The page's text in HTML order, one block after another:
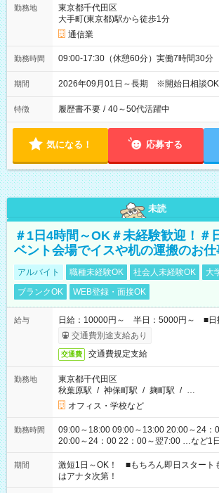
勤務地
東京都千代田区
大手町(東京都)駅から徒歩1分
通信業
勤務時間 09:00-17:30（休憩60分）実働7時間30分
期間 2026年09月01日～長期 ※開始日相談
特徴 履歴書不要 / 40～50代活躍中
気になる！ 応募する
未読
＃1日4時間～OK＃未経験歓迎！＃
ベント会場でイスや机の運搬のお仕
アルバイト 職種未経験OK 社会人未経験OK
大
ブランクOK
WEB登録・面接OK
給与
日給：10000円～ 半日：5000円～ ■日
交通費別途支給あり
交通費 交通費規定支給
勤務地
東京都千代田区
秋葉原駅 / 神保町駅 / 麹町駅 / …
オフィス・学校など
勤務時間
09:00～18:00 09:00～13:00 20:00～24：
20:00～24：00 22：00～翌7:00 …など1日4時
シフトもございます！ お気軽にご相談く
期間
激短1日～OK！ ■もちろん即日スター
はアナタ次第！